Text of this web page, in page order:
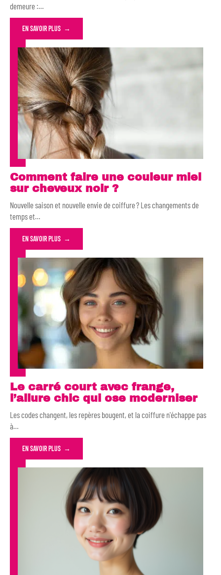
demeure :…
EN SAVOIR PLUS
Comment faire une couleur miel
sur cheveux noir ?
Nouvelle saison et nouvelle envie de coiffure ? Les changements de
temps et…
EN SAVOIR PLUS
Le carré court avec frange,
l’allure chic qui ose moderniser
Les codes changent, les repères bougent, et la coiffure n'échappe pas
à…
EN SAVOIR PLUS